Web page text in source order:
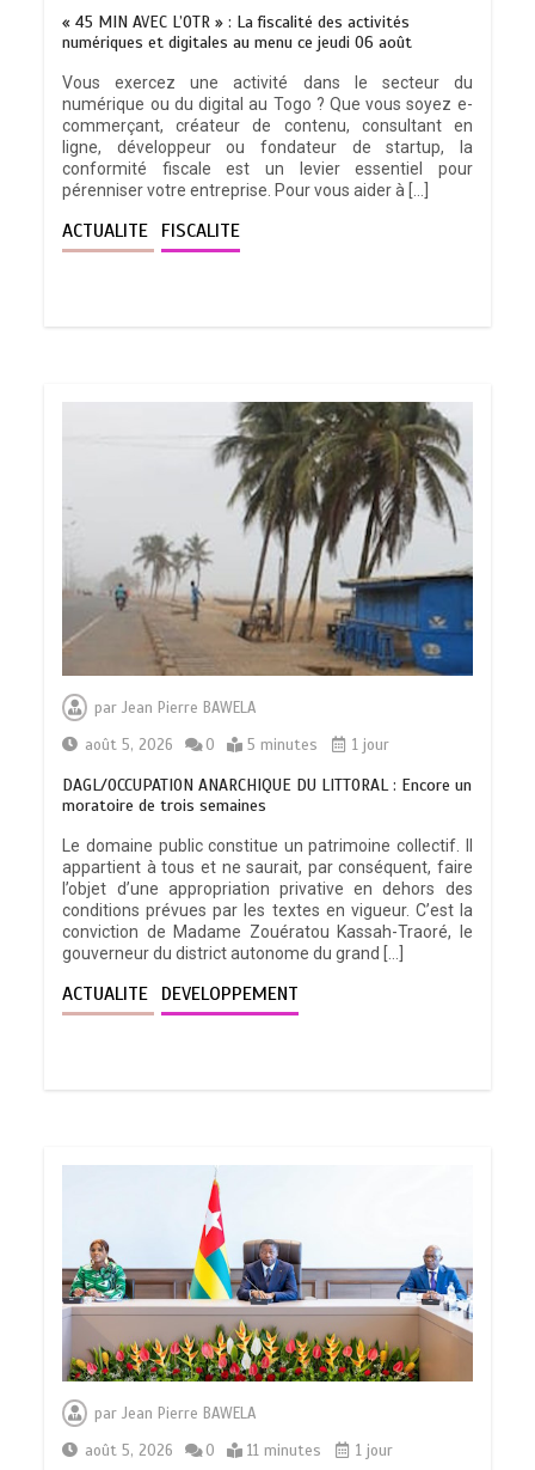
« 45 MIN AVEC L’OTR » : La fiscalité des activités
numériques et digitales au menu ce jeudi 06 août
Vous exercez une activité dans le secteur du
numérique ou du digital au Togo ? Que vous soyez e-
commerçant, créateur de contenu, consultant en
ligne, développeur ou fondateur de startup, la
conformité fiscale est un levier essentiel pour
pérenniser votre entreprise. Pour vous aider à […]
ACTUALITE FISCALITE
parJean Pierre BAWELA
août 5, 2026
0 5 minutes 1 jour
DAGL/OCCUPATION ANARCHIQUE DU LITTORAL : Encore un
moratoire de trois semaines
Le domaine public constitue un patrimoine collectif. Il
appartient à tous et ne saurait, par conséquent, faire
l’objet d’une appropriation privative en dehors des
conditions prévues par les textes en vigueur. C’est la
conviction de Madame Zouératou Kassah-Traoré, le
gouverneur du district autonome du grand […]
ACTUALITE DEVELOPPEMENT
parJean Pierre BAWELA
août 5, 2026
0 11 minutes 1 jour